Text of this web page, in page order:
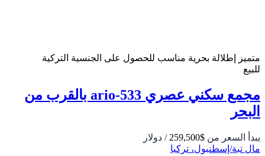
متميز إطلالة بحرية مناسب للحصول على الجنسية التركية
للبيع
مجمع سكني عصري 533-ario بالقرب من
البحر
يبدأ السعر من $259,500
/ دولار
مال تبة/إسطنبول، تركيا